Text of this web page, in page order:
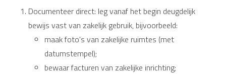
Documenteer direct: leg vanaf het begin deugdelijk
bewijs vast van zakelijk gebruik, bijvoorbeeld:
maak foto's van zakelijke ruimtes (met
datumstempel);
bewaar facturen van zakelijke inrichting;